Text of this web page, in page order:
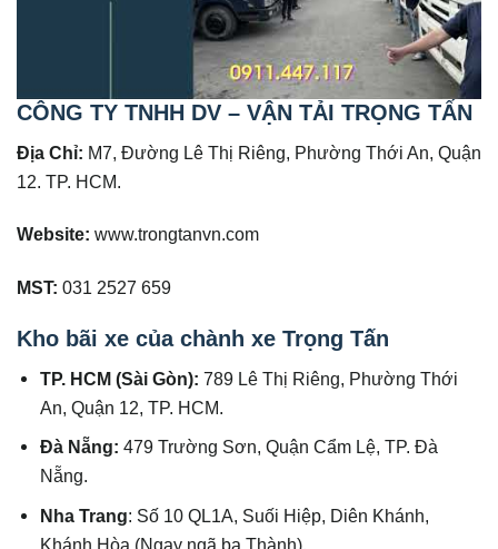
CÔNG TY TNHH DV – VẬN TẢI TRỌNG TẤN
Địa Chỉ: M7, Đường Lê Thị Riêng, Phường Thới An, Quận
12. TP. HCM.
Website: www.trongtanvn.com
MST: 031 2527 659
Kho bãi xe của chành xe Trọng Tấn
TP. HCM (Sài Gòn): 789 Lê Thị Riêng, Phường Thới
An, Quận 12, TP. HCM.
Đà Nẵng:479 Trường Sơn, Quận Cẩm Lệ, TP. Đà
Nẵng.
Nha Trang: Số 10 QL1A, Suối Hiệp, Diên Khánh,
Khánh Hòa (Ngay ngã ba Thành).